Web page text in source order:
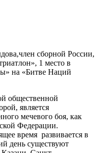
сборной России,
1 место в
на «Битве Наций
общественной
является
мечевого боя, как
Федерации.
время развивается в
день существуют